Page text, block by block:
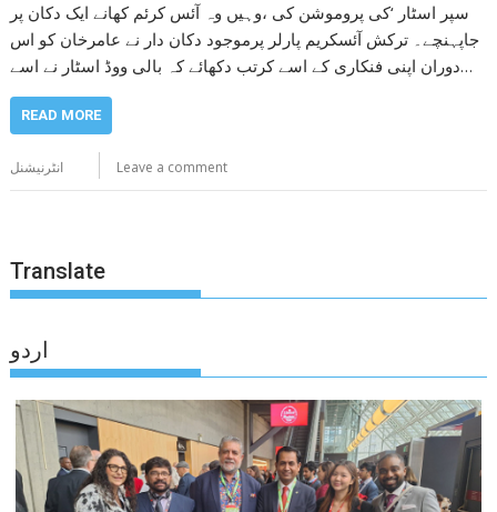
سپر اسٹار ‘کی پروموشن کی ،وہیں وہ آئس کرئم کھانے ایک دکان پر
جاپہنچے۔ ترکش آئسکریم پارلر پرموجود دکان دار نے عامرخان کو اس
دوران اپنی فنکاری کے اسے کرتب دکھائے کہ بالی ووڈ اسٹار نے اسے…
READ MORE
انٹرنیشنل Leave a comment
Translate
اردو